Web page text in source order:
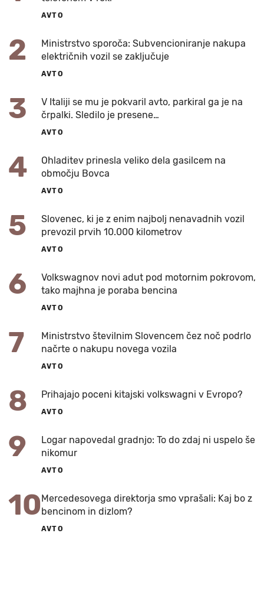
AVTO
2
Ministrstvo sporoča: Subvencioniranje nakupa
električnih vozil se zaključuje
AVTO
3
V Italiji se mu je pokvaril avto, parkiral ga je na
črpalki. Sledilo je presene…
AVTO
4
Ohladitev prinesla veliko dela gasilcem na
območju Bovca
AVTO
5
Slovenec, ki je z enim najbolj nenavadnih vozil
prevozil prvih 10.000 kilometrov
AVTO
6
Volkswagnov novi adut pod motornim pokrovom,
tako majhna je poraba bencina
AVTO
7
Ministrstvo številnim Slovencem čez noč podrlo
načrte o nakupu novega vozila
AVTO
8 Prihajajo poceni kitajski volkswagni v Evropo?
AVTO
9
Logar napovedal gradnjo: To do zdaj ni uspelo še
nikomur
AVTO
10 Mercedesovega direktorja smo vprašali: Kaj bo z
bencinom in dizlom?
AVTO